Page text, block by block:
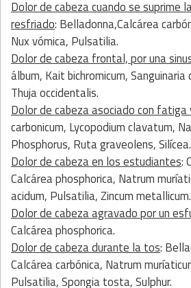
Dolor de cabeza cuando se suprime
resfriado: Belladonna,Calcárea
Nux vómica, Pulsatilia.
Dolor de cabeza frontal, por una
álbum, Kait bichromicum, Sanguinaria
Thuja occidentalis.
Dolor de cabeza asociado con fatiga
carbonicum, Lycopodium clavatum,
Phosphorus, Ruta graveolens, Silícea.
Dolor de cabeza en los estudiantes:
Calcárea phosphorica, Natrum
acidum, Pulsatilia, Zincum metallicum.
Dolor de cabeza agravado por un
Calcárea phosphorica.
Dolor de cabeza durante la tos:
Calcárea carbónica, Natrum
Pulsatilia, Spongia tosta, Sulphur.